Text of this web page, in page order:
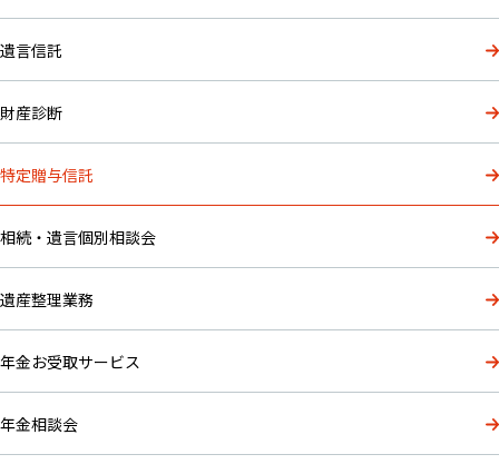
遺言信託
財産診断
特定贈与信託
相続・遺言個別相談会
遺産整理業務
年金お受取サービス
年金相談会